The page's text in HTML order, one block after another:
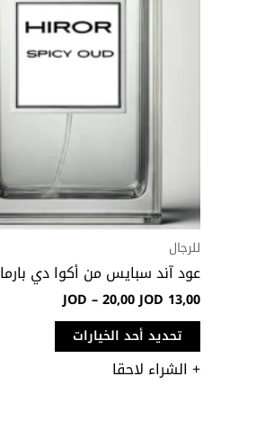
للرجال
عود آند سبايس من أكوا دي بارما
13,00
JOD –20,00JOD
تحديد أحد الخيارات
لهذا
المنتج.
يمكن
الخيارات
المنتج
+ الشراء لاحقا